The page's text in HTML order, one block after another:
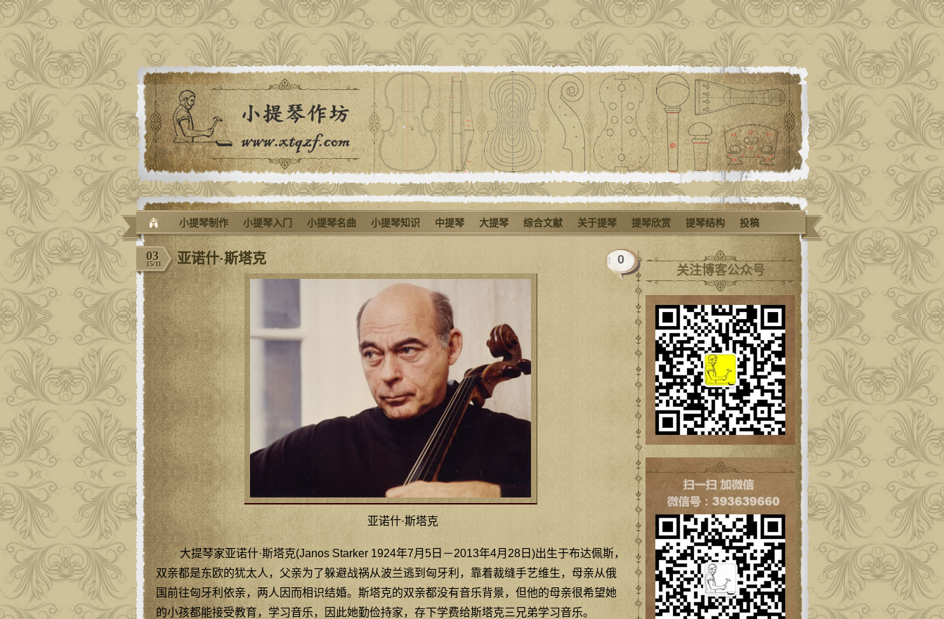
小提琴制作 小提琴入门 小提琴名曲 小提琴知识 中提琴 大提琴 综合文献 关于提琴 提琴欣赏 提琴结构 投稿
亚诺什·斯塔克
亚诺什·斯塔克
大提琴家亚诺什·斯塔克(Janos Starker 1924年7月5日－2013年4月28日)出生于布达佩斯，
双亲都是东欧的犹太人，父亲为了躲避战祸从波兰逃到匈牙利，靠着裁缝手艺维生，母亲从俄
国前往匈牙利依亲，两人因而相识结婚。斯塔克的双亲都没有音乐背景，但他的母亲很希望她
的小孩都能接受教育，学习音乐，因此她勤俭持家，存下学费给斯塔克三兄弟学习音乐。
0
03
15/11 关注博客公众号